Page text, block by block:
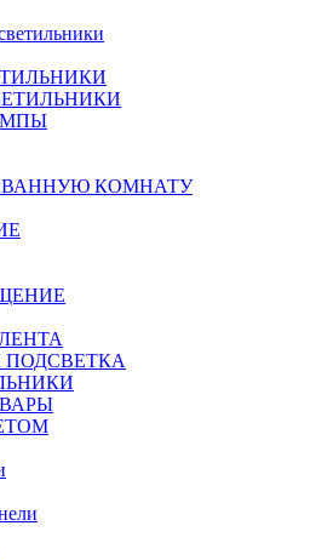
ВАННУЮ КОМНАТУ
ПОДСВЕТКА